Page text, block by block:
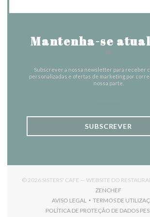
Mantenha-se
Subscrever a nossa newsletter para receber
personalizadas e ofertas de marketing por
nossa parte.
SUBSCREVER
© 2026 SISTERS' CAFE — WEBSITE DO
ZENCHEF
AVISO LEGAL
((ABRE NUMA NOVA
TERMOS DE
((ABRE
POLÍTICA DE PROTEÇÃO DE DADOS
((ABRE NUMA